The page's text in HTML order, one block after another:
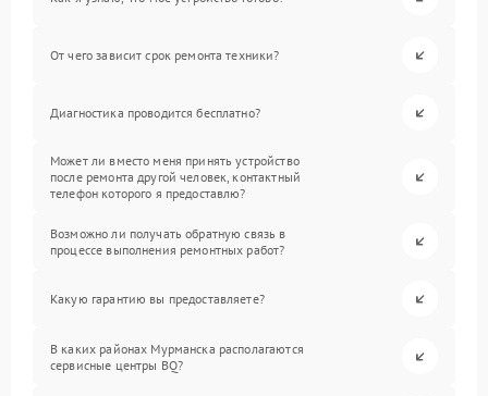
От чего зависит срок ремонта техники?
Диагностика проводится бесплатно?
Может ли вместо меня принять устройство
после ремонта другой человек, контактный
телефон которого я предоставлю?
Возможно ли получать обратную связь в
процессе выполнения ремонтных работ?
Какую гарантию вы предоставляете?
В каких районах Мурманска располагаются
сервисные центры BQ?